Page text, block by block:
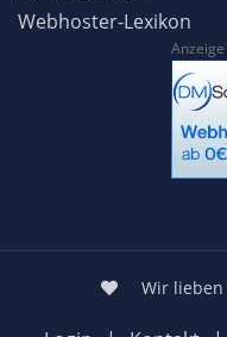
Webhoster-Lexikon
Anzeige
Wir lieben